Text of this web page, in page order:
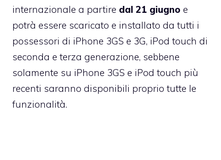
internazionale a partire dal 21 giugno e
potrà essere scaricato e installato da tutti i
possessori di iPhone 3GS e 3G, iPod touch di
seconda e terza generazione, sebbene
solamente su iPhone 3GS e iPod touch più
recenti saranno disponibili proprio tutte le
funzionalità.